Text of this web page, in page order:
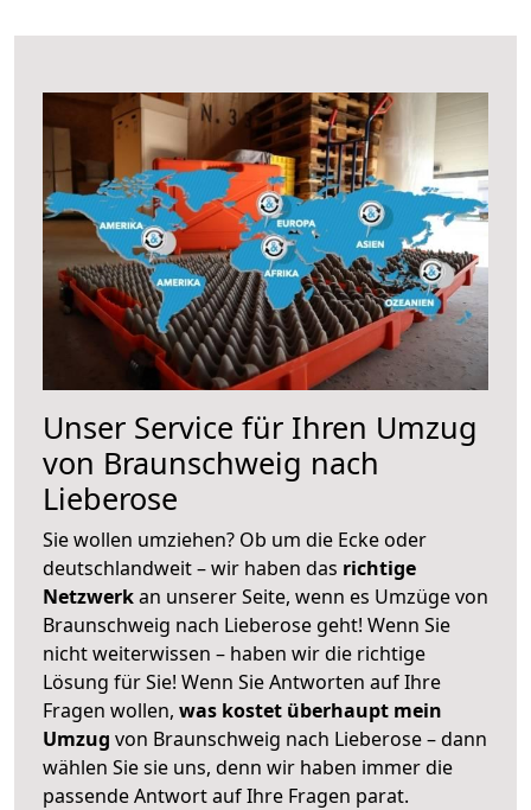
Unser Service für Ihren Umzug
von Braunschweig nach
Lieberose
Sie wollen umziehen? Ob um die Ecke oder
deutschlandweit – wir haben das richtige
Netzwerkan unserer Seite, wenn es Umzüge von
Braunschweig nach Lieberose geht! Wenn Sie
nicht weiterwissen – haben wir die richtige
Lösung für Sie! Wenn Sie Antworten auf Ihre
Fragen wollen, was kostet überhaupt mein
Umzug von Braunschweig nach Lieberose – dann
wählen Sie sie uns, denn wir haben immer die
passende Antwort auf Ihre Fragen parat.